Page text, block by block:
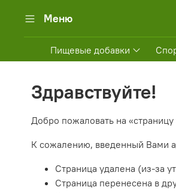
Меню
Пищевые добавки
Здравствуйте!
Добро пожаловать на
К сожалению, введенный Вами
Страница удалена (из-за
Страница перенесена в